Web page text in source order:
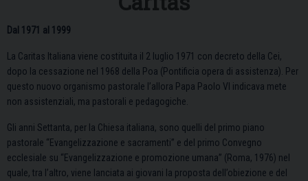
Dal 1971 al 1999
La Caritas Italiana viene costituita il 2 luglio 1971 con decreto della Cei,
dopo la cessazione nel 1968 della Poa (Pontificia opera di assistenza). Per
questo nuovo organismo pastorale l’allora Papa Paolo VI indicava mete
non assistenziali, ma pastorali e pedagogiche.
Gli anni Settanta, per la Chiesa italiana, sono quelli del primo piano
pastorale “Evangelizzazione e sacramenti” e del primo Convegno
ecclesiale su “Evangelizzazione e promozione umana” (Roma, 1976) nel
quale, tra l’altro, viene lanciata ai giovani la proposta dell’obiezione e del